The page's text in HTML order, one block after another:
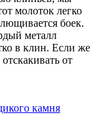
молоток легко
боек.
металл
в клин. Если же
от
камня